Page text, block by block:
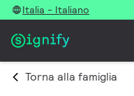
Italia - Italiano
Torna alla famiglia